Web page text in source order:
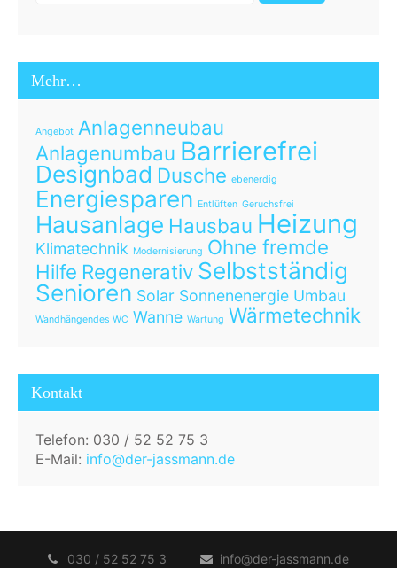
Mehr…
Angebot Anlagenneubau
Anlagenumbau Barrierefrei
Designbad Dusche ebenerdig
Energiesparen Entlüften Geruchsfrei
Hausanlage Hausbau Heizung
Klimatechnik Modernisierung Ohne fremde
Hilfe Regenerativ Selbstständig
Senioren Solar Sonnenenergie Umbau
Wandhängendes WC Wanne Wartung Wärmetechnik
Kontakt
Telefon: 030 / 52 52 75 3
E-Mail: info@der-jassmann.de
030 / 52 52 75 3 info@der-jassmann.de